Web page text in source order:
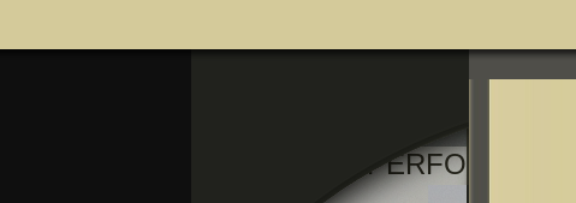
MENTAL PERFORMANCE